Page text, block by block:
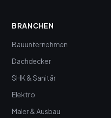
BRANCHEN
Bauunternehmen
Dachdecker
SHK & Sanitär
Elektro
Maler & Ausbau